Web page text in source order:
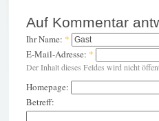
Auf Kommentar
Ihr Name: *
E-Mail-Adresse: *
Der Inhalt dieses Feldes wird nicht
Homepage:
Betreff: